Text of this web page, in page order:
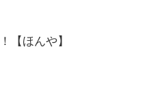
【ほんや】